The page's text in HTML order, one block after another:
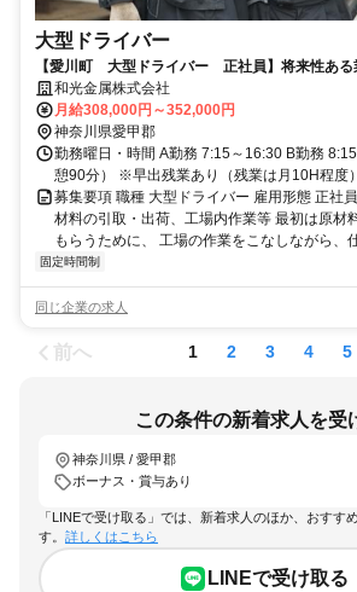
大型ドライバー
【愛川町 大型ドライバー 正社員】将来性ある
っかり稼ぎたい方にお勧め！
和光金属株式会社
月給308,000円～352,000円
神奈川県愛甲郡
勤務曜日・時間 A勤務 7:15～16:30 B勤務
憩90分） ※早出残業あり（残業は月10H程度）
募集要項 職種 大型ドライバー 雇用形態 正社
材料の引取・出荷、工場内作業等 最初は原材
もらうために、 工場の作業をこなしながら、
固定時間制
同じ企業の求人
前へ 1 2 3 4 5
この条件の新着求人を受
神奈川県 / 愛甲郡
ボーナス・賞与あり
「LINEで受け取る」では、新着求人のほか、おすす
す。 詳しくはこちら
LINEで受け取る